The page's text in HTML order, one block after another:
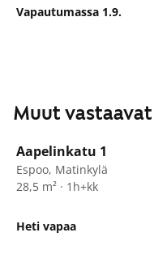
Vapautumassa 1.9.
Muut
ARA
Aapelinkatu 1
Espoo, Matinkylä
28,5 m² · 1h+kk
Heti vapaa